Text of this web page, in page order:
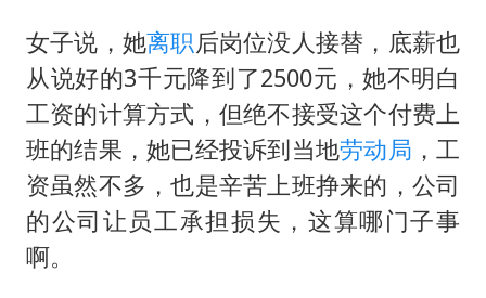
女子说，她离职后岗位没人接替，底薪也
从说好的3千元降到了2500元，她不明白
工资的计算方式，但绝不接受这个付费上
班的结果，她已经投诉到当地劳动局 ，工
资虽然不多，也是辛苦上班挣来的，公司
的公司让员工承担损失，这算哪门子事
啊。